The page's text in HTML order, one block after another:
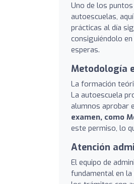
Uno de los
autoescuelas,
prácticas al día
consiguiéndolo
esperas.
Metodología
La formación
La autoescuela
alumnos aprobar
examen, como
este permiso, lo
Atención
El equipo de
fundamental en